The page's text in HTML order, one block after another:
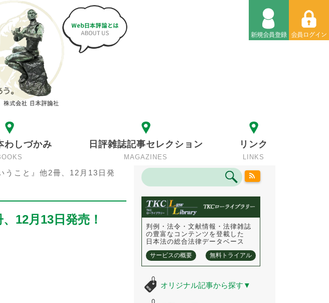
わしづかみ 日評雑誌記事セレクション
MAGAZINES
リンク
LINKS
うこと』他2冊、12月13日発
12月13日発売！
判例・法令・文献情報・法律雑誌
の豊富なコンテンツを登載した
日本法の総合法律データベース
サービスの概要 無料トライアル
オリジナル記事から探す ▼